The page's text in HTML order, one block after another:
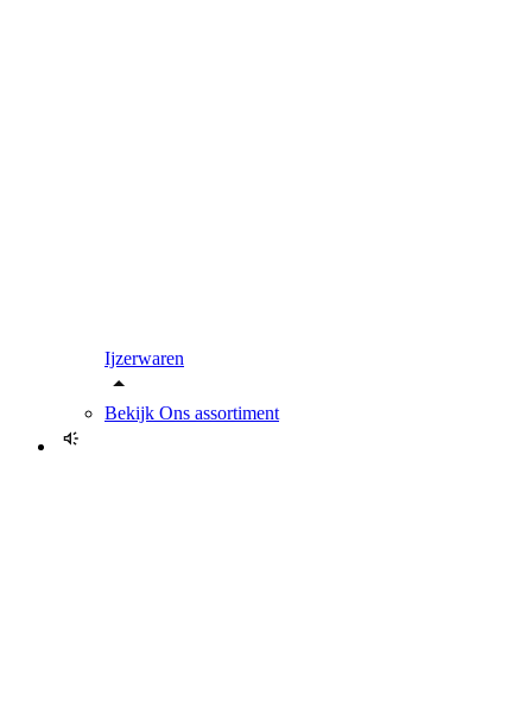
Ijzerwaren
Bekijk Ons assortiment